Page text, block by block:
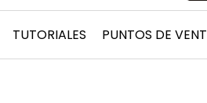
TUTORIALES PUNTOS DE